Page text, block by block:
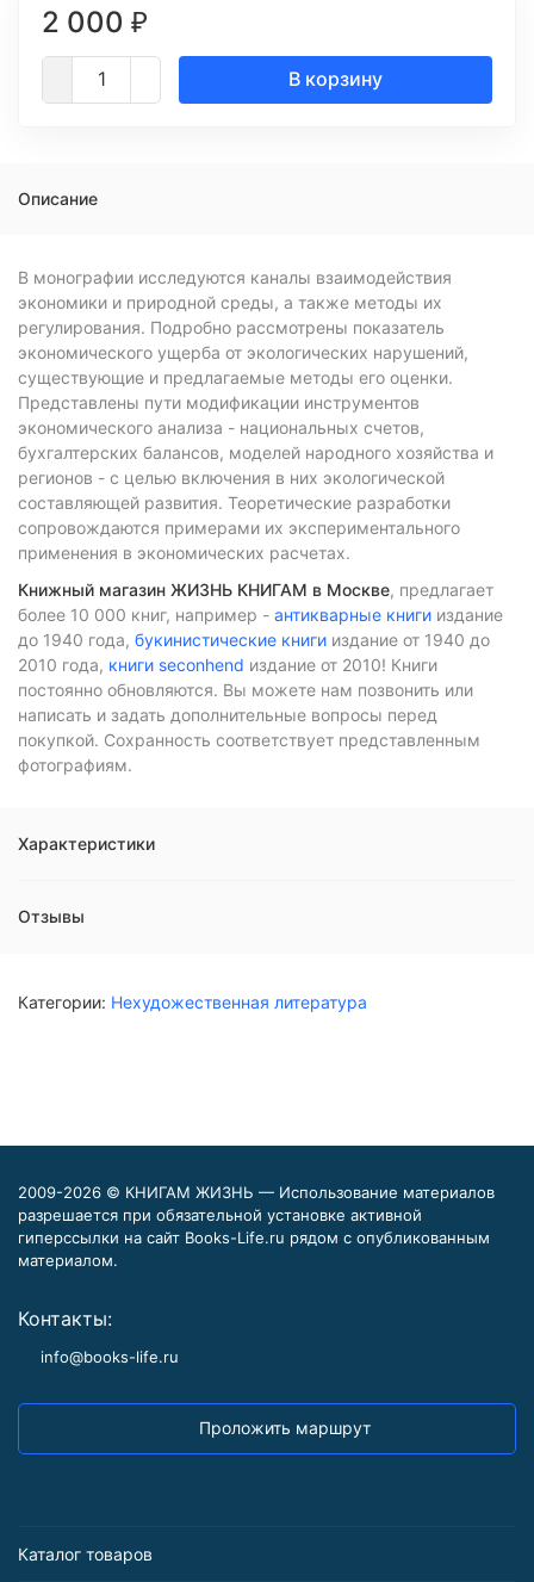
2 000 ₽
В корзину
Описание
В монографии исследуются каналы взаимодействия
экономики и природной среды, а также методы их
регулирования. Подробно рассмотрены показатель
экономического ущерба от экологических нарушений,
существующие и предлагаемые методы его оценки.
Представлены пути модификации инструментов
экономического анализа - национальных счетов,
бухгалтерских балансов, моделей народного хозяйства и
регионов - с целью включения в них экологической
составляющей развития. Теоретические разработки
сопровождаются примерами их экспериментального
применения в экономических расчетах.
Книжный магазин ЖИЗНЬ КНИГАМ в Москве, предлагает
более 10 000 книг, например - антикварные книги издание
до 1940 года, букинистические книги издание от 1940 до
2010 года, книги seconhend издание от 2010! Книги
постоянно обновляются. Вы можете нам позвонить или
написать и задать дополнительные вопросы перед
покупкой. Сохранность соответствует представленным
фотографиям.
Характеристики
Отзывы
Категории: Нехудожественная литература
2009-2026 © КНИГАМ ЖИЗНЬ — Использование материалов
разрешается при обязательной установке активной
гиперссылки на сайт Books-Life.ru рядом с опубликованным
материалом.
Контакты:
info@books-life.ru
Проложить маршрут
Каталог товаров